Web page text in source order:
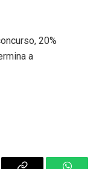
20%
a